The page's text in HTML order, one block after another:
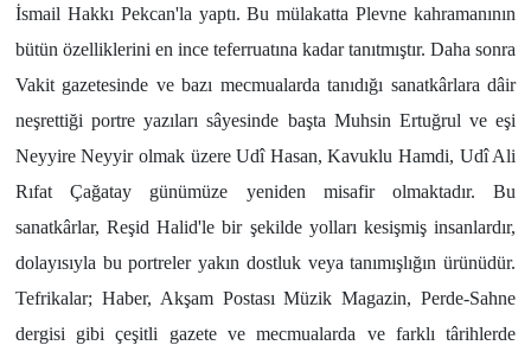
İsmail Hakkı Pekcan'la yaptı. Bu mülakatta Plevne kahramanının
bütün özelliklerini en ince teferruatına kadar tanıtmıştır. Daha sonra
Vakit gazetesinde ve bazı mecmualarda tanıdığı sanatkârlara dâir
neşrettiği portre yazıları sâyesinde başta Muhsin Ertuğrul ve eşi
Neyyire Neyyir olmak üzere Udî Hasan, Kavuklu Hamdi, Udî Ali
Rıfat Çağatay günümüze yeniden misafir olmaktadır. Bu
sanatkârlar, Reşid Halid'le bir şekilde yolları kesişmiş insanlardır,
dolayısıyla bu portreler yakın dostluk veya tanımışlığın ürünüdür.
Tefrikalar; Haber, Akşam Postası Müzik Magazin, Perde-Sahne
dergisi gibi çeşitli gazete ve mecmualarda ve farklı târihlerde